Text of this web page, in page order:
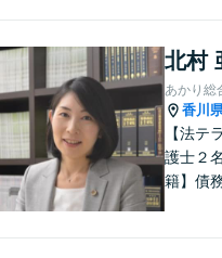
い。少
う全力
す。
北村
あかり総
香川
【法テ
護士２
籍】債